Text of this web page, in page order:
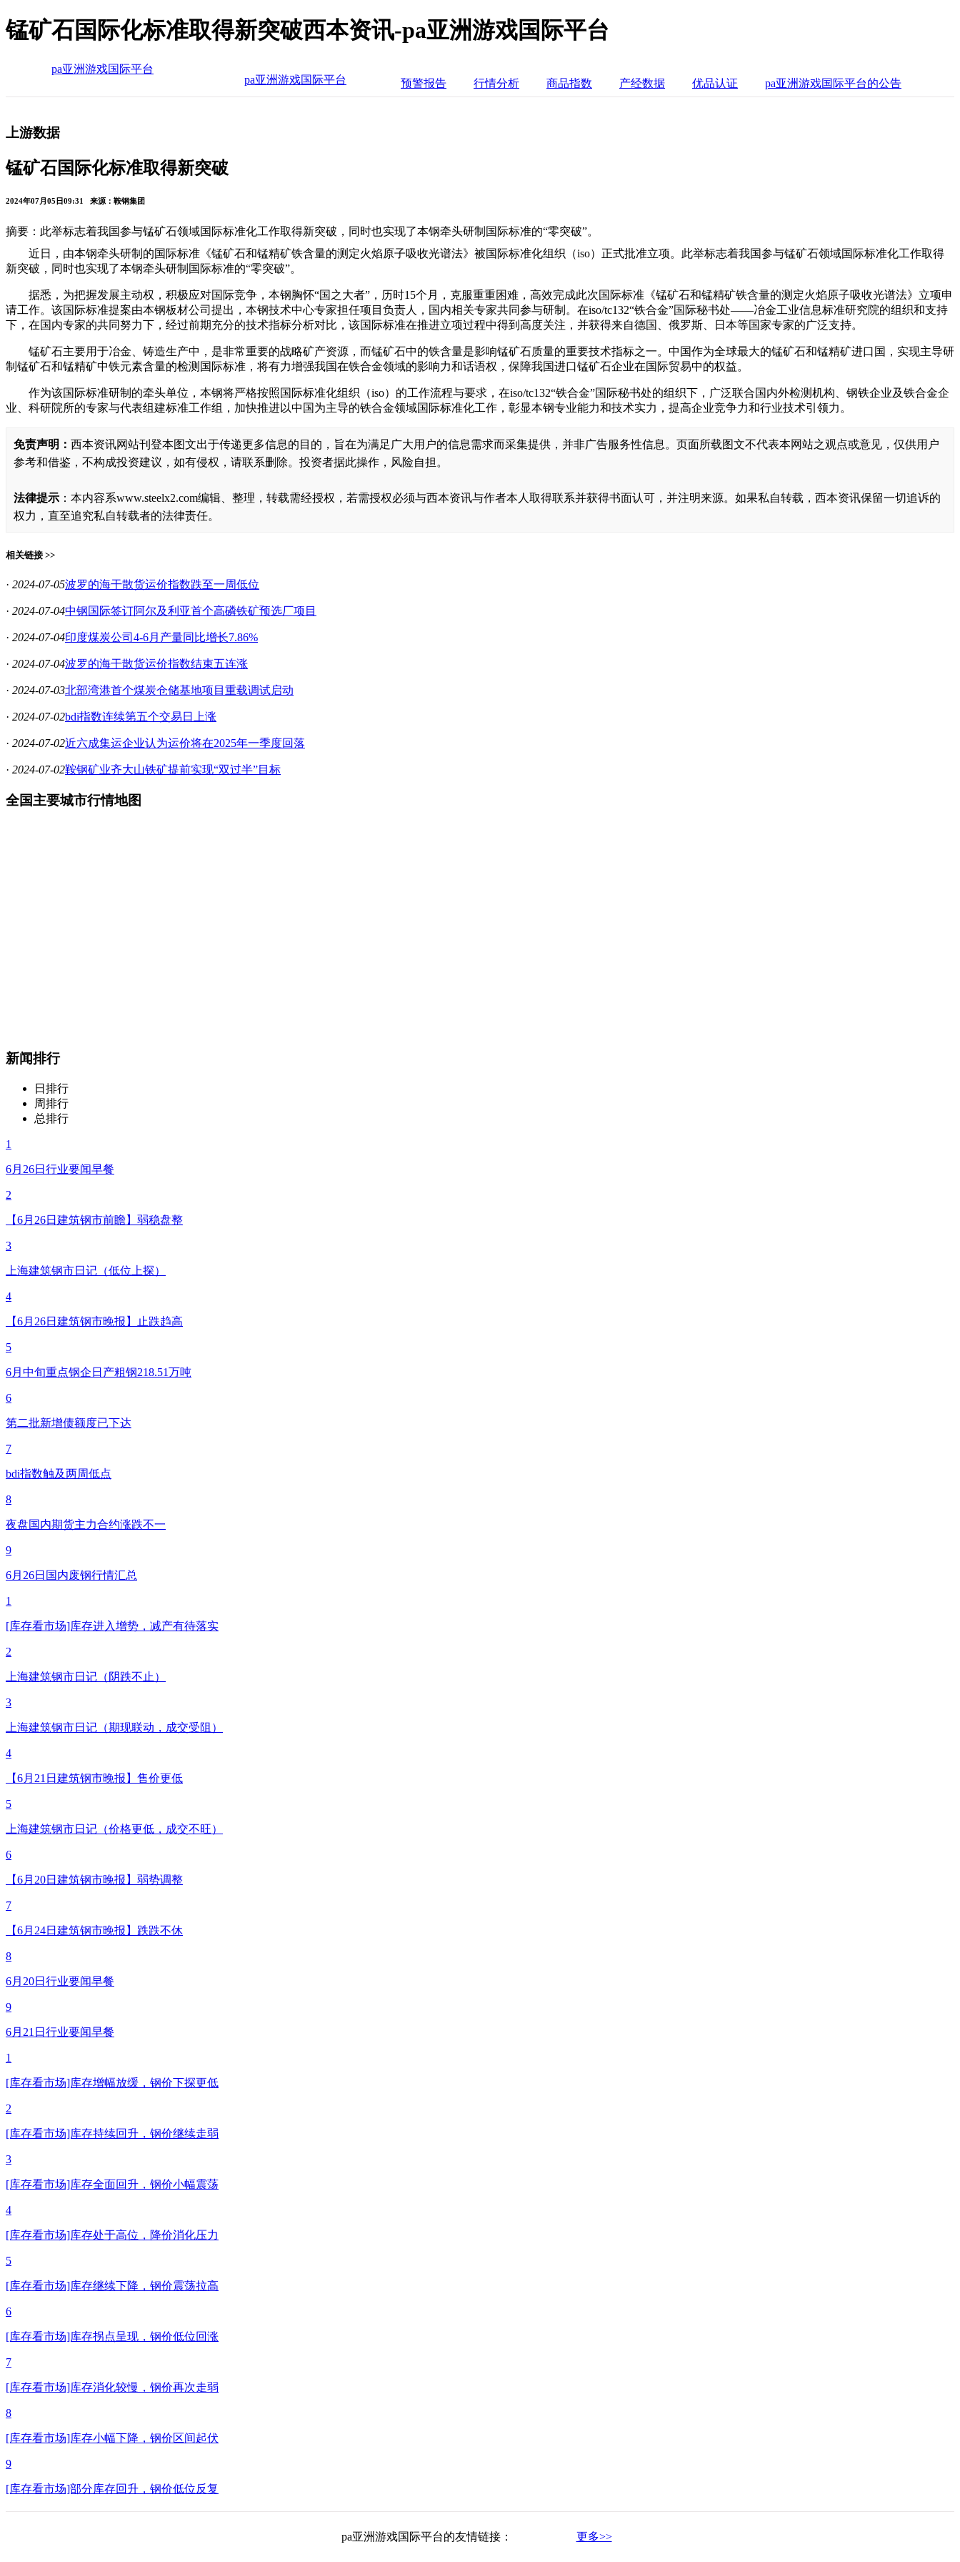
锰矿石国际化标准取得新突破西本资讯-pa亚洲游戏国际平台
pa亚洲游戏国际平台
pa亚洲游戏国际平台
预警报告 行情分析 商品指数 产经数据 优品认证 pa亚洲游戏国际平台的公告
上游数据
锰矿石国际化标准取得新突破
2024年07月05日09:31 来源：鞍钢集团
摘要：此举标志着我国参与锰矿石领域国际标准化工作取得新突破，同时也实现了本钢牵头研制国际标准的“零突破”。
近日，由本钢牵头研制的国际标准《锰矿石和锰精矿铁含量的测定火焰原子吸收光谱法》被国际标准化组织（iso）正式批准立项。此举标志着我国参与锰矿石领域国际标准化工作取得
新突破，同时也实现了本钢牵头研制国际标准的“零突破”。
据悉，为把握发展主动权，积极应对国际竞争，本钢胸怀“国之大者”，历时15个月，克服重重困难，高效完成此次国际标准《锰矿石和锰精矿铁含量的测定火焰原子吸收光谱法》立项申
请工作。该国际标准提案由本钢板材公司提出，本钢技术中心专家担任项目负责人，国内相关专家共同参与研制。在iso/tc132“铁合金”国际秘书处——冶金工业信息标准研究院的组织和支持
下，在国内专家的共同努力下，经过前期充分的技术指标分析对比，该国际标准在推进立项过程中得到高度关注，并获得来自德国、俄罗斯、日本等国家专家的广泛支持。
锰矿石主要用于冶金、铸造生产中，是非常重要的战略矿产资源，而锰矿石中的铁含量是影响锰矿石质量的重要技术指标之一。中国作为全球最大的锰矿石和锰精矿进口国，实现主导研
制锰矿石和锰精矿中铁元素含量的检测国际标准，将有力增强我国在铁合金领域的影响力和话语权，保障我国进口锰矿石企业在国际贸易中的权益。
作为该国际标准研制的牵头单位，本钢将严格按照国际标准化组织（iso）的工作流程与要求，在iso/tc132“铁合金”国际秘书处的组织下，广泛联合国内外检测机构、钢铁企业及铁合金企
业、科研院所的专家与代表组建标准工作组，加快推进以中国为主导的铁合金领域国际标准化工作，彰显本钢专业能力和技术实力，提高企业竞争力和行业技术引领力。
免责声明： 西本资讯网站刊登本图文出于传递更多信息的目的，旨在为满足广大用户的信息需求而采集提供，并非广告服务性信息。页面所载图文不代表本网站之观点或意见，仅供用户
参考和借鉴，不构成投资建议，如有侵权，请联系删除。投资者据此操作，风险自担。
法律提示 ：本内容系www.steelx2.com编辑、整理，转载需经授权，若需授权必须与西本资讯与作者本人取得联系并获得书面认可，并注明来源。如果私自转载，西本资讯保留一切追诉的
权力，直至追究私自转载者的法律责任。
相关链接 >>
· 2024-07-05波罗的海干散货运价指数跌至一周低位
· 2024-07-04中钢国际签订阿尔及利亚首个高磷铁矿预选厂项目
· 2024-07-04印度煤炭公司4-6月产量同比增长7.86%
· 2024-07-04波罗的海干散货运价指数结束五连涨
· 2024-07-03北部湾港首个煤炭仓储基地项目重载调试启动
· 2024-07-02bdi指数连续第五个交易日上涨
· 2024-07-02近六成集运企业认为运价将在2025年一季度回落
· 2024-07-02鞍钢矿业齐大山铁矿提前实现“双过半”目标
全国主要城市行情地图
新闻排行
日排行
周排行
总排行
1
6月26日行业要闻早餐
2
【6月26日建筑钢市前瞻】弱稳盘整
3
上海建筑钢市日记（低位上探）
4
【6月26日建筑钢市晚报】止跌趋高
5
6月中旬重点钢企日产粗钢218.51万吨
6
第二批新增债额度已下达
7
bdi指数触及两周低点
8
夜盘国内期货主力合约涨跌不一
9
6月26日国内废钢行情汇总
1
[库存看市场]库存进入增势，减产有待落实
2
上海建筑钢市日记（阴跌不止）
3
上海建筑钢市日记（期现联动，成交受阻）
4
【6月21日建筑钢市晚报】售价更低
5
上海建筑钢市日记（价格更低，成交不旺）
6
【6月20日建筑钢市晚报】弱势调整
7
【6月24日建筑钢市晚报】跌跌不休
8
6月20日行业要闻早餐
9
6月21日行业要闻早餐
1
[库存看市场]库存增幅放缓，钢价下探更低
2
[库存看市场]库存持续回升，钢价继续走弱
3
[库存看市场]库存全面回升，钢价小幅震荡
4
[库存看市场]库存处于高位，降价消化压力
5
[库存看市场]库存继续下降，钢价震荡拉高
6
[库存看市场]库存拐点呈现，钢价低位回涨
7
[库存看市场]库存消化较慢，钢价再次走弱
8
[库存看市场]库存小幅下降，钢价区间起伏
9
[库存看市场]部分库存回升，钢价低位反复
pa亚洲游戏国际平台的友情链接： 更多>>